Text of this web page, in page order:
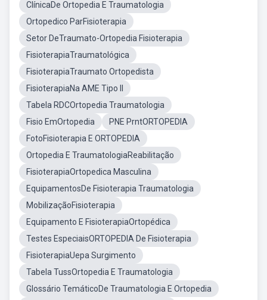
ClínicaDe Ortopedia E Traumatologia
Ortopedico ParFisioterapia
Setor DeTraumato-Ortopedia Fisioterapia
FisioterapiaTraumatológica
FisioterapiaTraumato Ortopedista
FisioterapiaNa AME Tipo II
Tabela RDCOrtopedia Traumatologia
Fisio EmOrtopedia
PNE PrntORTOPEDIA
FotoFisioterapia E ORTOPEDIA
Ortopedia E TraumatologiaReabilitação
FisioterapiaOrtopedica Masculina
EquipamentosDe Fisioterapia Traumatologia
MobilizaçãoFisioterapia
Equipamento E FisioterapiaOrtopédica
Testes EspeciaisORTOPEDIA De Fisioterapia
FisioterapiaUepa Surgimento
Tabela TussOrtopedia E Traumatologia
Glossário TemáticoDe Traumatologia E Ortopedia